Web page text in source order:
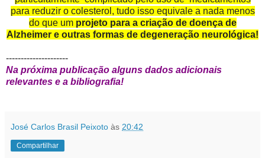
para reduzir o colesterol, tudo isso equivale a nada menos
do que umprojeto para a criação de doença de
Alzheimer e outras formas de degeneração neurológica!
---------------------
Na próxima publicação alguns dados adicionais
relevantes e a bibliografia!
José Carlos Brasil Peixoto às 20:42
Compartilhar